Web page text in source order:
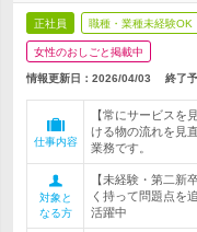
正社員 職種・業種未経験OK
女性のおしごと掲載中
情報更新日：2026/04/03 終了
仕事内容
【常にサービスを
ける物の流れを見
業務です。
対象と
なる方
【未経験・第二
く持って問題点を
活躍中